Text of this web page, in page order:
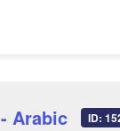
Arabic ID: